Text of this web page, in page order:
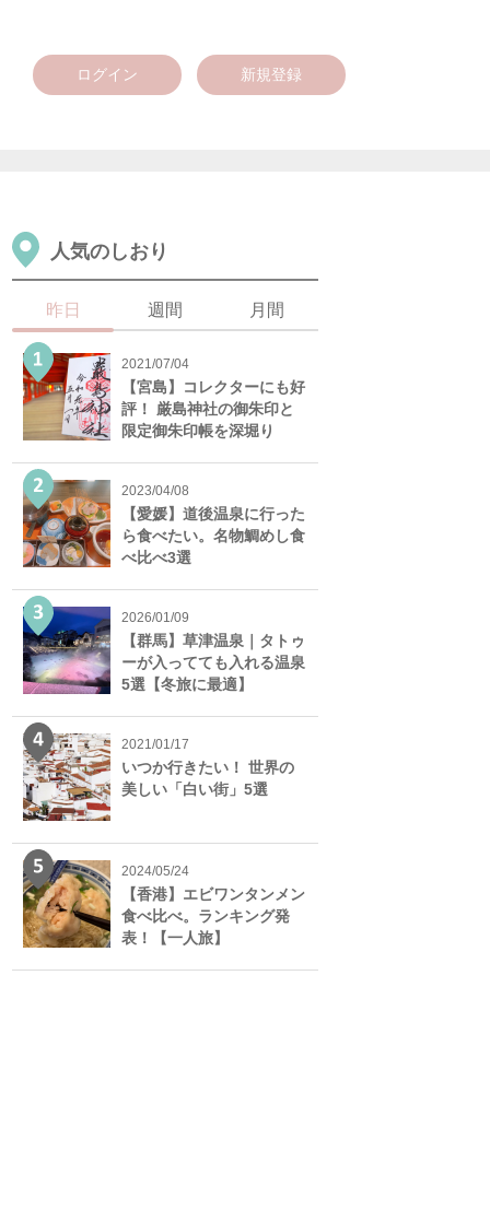
ログイン 新規登録
人気のしおり
昨日 週間 月間
2021/07/04
【宮島】コレクターにも好
評！ 厳島神社の御朱印と
限定御朱印帳を深堀り
2023/04/08
【愛媛】道後温泉に行った
ら食べたい。名物鯛めし食
べ比べ3選
2026/01/09
【群馬】草津温泉｜タトゥ
ーが入ってても入れる温泉
5選【冬旅に最適】
2021/01/17
いつか行きたい！ 世界の
美しい「白い街」5選
2024/05/24
【香港】エビワンタンメン
食べ比べ。ランキング発
表！【一人旅】